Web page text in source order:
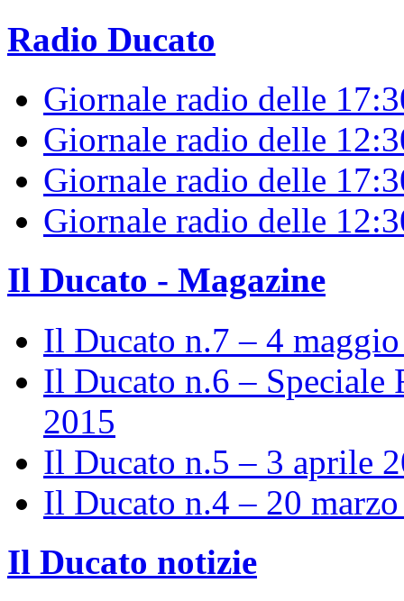
Radio Ducato
Giornale radio delle
Giornale radio delle
Giornale radio delle
Giornale radio delle
Il Ducato - Magazine
Il Ducato n.7 – 4
Il Ducato n.6 – Speciale
2015
Il Ducato n.5 – 3 aprile
Il Ducato n.4 – 20
Il Ducato notizie